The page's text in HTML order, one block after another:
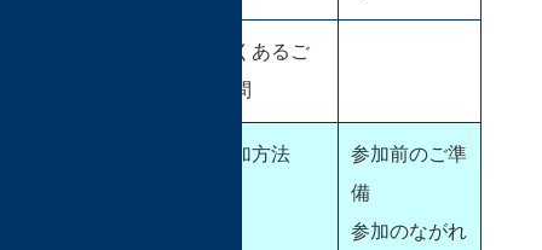
よくあるご
質問
参加方法
参加前のご準
備
参加のながれ